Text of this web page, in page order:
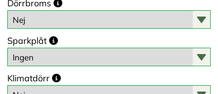
Dörrbroms
Sparkplåt
Klimatdörr